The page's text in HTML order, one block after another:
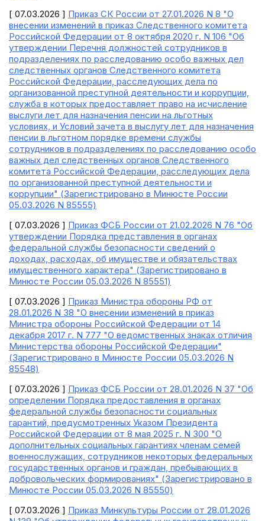
[ 07.03.2026 ] Приказ СК России от 27.01.2026 N 8 "О
внесении изменений в приказ Следственного комитета
Российской Федерации от 8 октября 2020 г. N 106 "Об
утверждении Перечня должностей сотрудников в
подразделениях по расследованию особо важных дел
следственных органов Следственного комитета
Российской Федерации, расследующих дела по
организованной преступной деятельности и коррупции,
служба в которых предоставляет право на исчисление
выслуги лет для назначения пенсии на льготных
условиях, и Условий зачета в выслугу лет для назначения
пенсии в льготном порядке времени службы
сотрудников в подразделениях по расследованию особо
важных дел следственных органов Следственного
комитета Российской Федерации, расследующих дела
по организованной преступной деятельности и
коррупции" (Зарегистрировано в Минюсте России
05.03.2026 N 85555)
[ 07.03.2026 ] Приказ ФСБ России от 21.02.2026 N 76 "Об
утверждении Порядка представления в органах
федеральной службы безопасности сведений о
доходах, расходах, об имуществе и обязательствах
имущественного характера" (Зарегистрировано в
Минюсте России 05.03.2026 N 85551)
[ 07.03.2026 ] Приказ Министра обороны РФ от
28.01.2026 N 38 "О внесении изменений в приказ
Министра обороны Российской Федерации от 14
декабря 2017 г. N 777 "О ведомственных знаках отличия
Министерства обороны Российской Федерации"
(Зарегистрировано в Минюсте России 05.03.2026 N
85548)
[ 07.03.2026 ] Приказ ФСБ России от 28.01.2026 N 37 "Об
определении Порядка предоставления в органах
федеральной службы безопасности социальных
гарантий, предусмотренных Указом Президента
Российской Федерации от 8 мая 2025 г. N 300 "О
дополнительных социальных гарантиях членам семей
военнослужащих, сотрудников некоторых федеральных
государственных органов и граждан, пребывающих в
добровольческих формированиях" (Зарегистрировано в
Минюсте России 05.03.2026 N 85550)
[ 07.03.2026 ] Приказ Минкультуры России от 28.01.2026